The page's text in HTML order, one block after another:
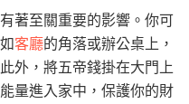
著至關重要的影響。你可
客廳的角落或辦公桌上，
外，將五帝錢掛在大門上
量進入家中，保護你的財